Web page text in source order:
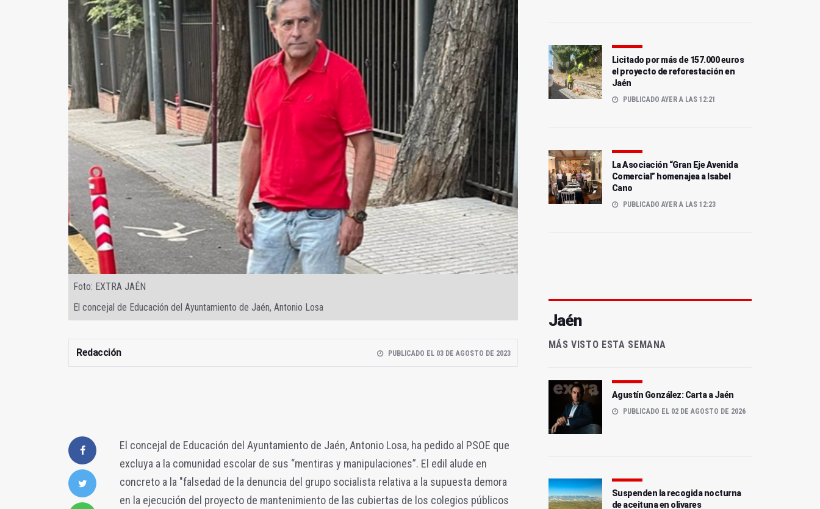
Foto: EXTRA JAÉN
El concejal de Educación del Ayuntamiento de Jaén, Antonio Losa
Redacción PUBLICADO EL 03 DE AGOSTO DE 2023
El concejal de Educación del Ayuntamiento de Jaén, Antonio Losa, ha pedido al PSOE que
excluya a la comunidad escolar de sus “mentiras y manipulaciones”. El edil alude en
concreto a la "falsedad de la denuncia del grupo socialista relativa a la supuesta demora
en la ejecución del proyecto de mantenimiento de las cubiertas de los colegios públicos
Licitado por más de 157.000 euros
el proyecto de reforestación en
Jaén
PUBLICADO AYER A LAS 12:21
La Asociación “Gran Eje Avenida
Comercial” homenajea a Isabel
Cano
PUBLICADO AYER A LAS 12:23
Jaén
MÁS VISTO ESTA SEMANA
Agustín González: Carta a Jaén
PUBLICADO EL 02 DE AGOSTO DE 2026
Suspenden la recogida nocturna
de aceituna en olivares